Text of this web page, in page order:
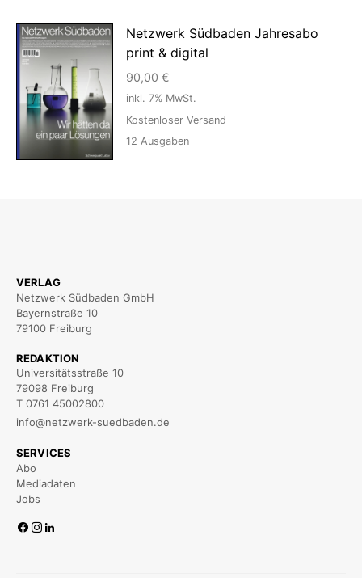
Netzwerk Südbaden Jahresabo
print & digital
90,00 €
inkl. 7% MwSt.
Kostenloser Versand
12 Ausgaben
VERLAG
Netzwerk Südbaden GmbH
Bayernstraße 10
79100 Freiburg
REDAKTION
Universitätsstraße 10
79098 Freiburg
T 0761 45002800
info@netzwerk-suedbaden.de
SERVICES
Abo
Mediadaten
Jobs